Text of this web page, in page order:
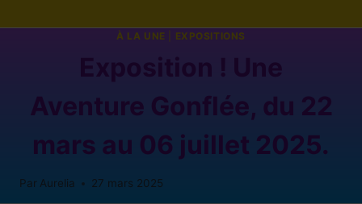
À LA UNE EXPOSITIONS
Aventure Gonflée, du 22
mars au 06 juillet 2025.
Par Aurelia 27 mars 2025